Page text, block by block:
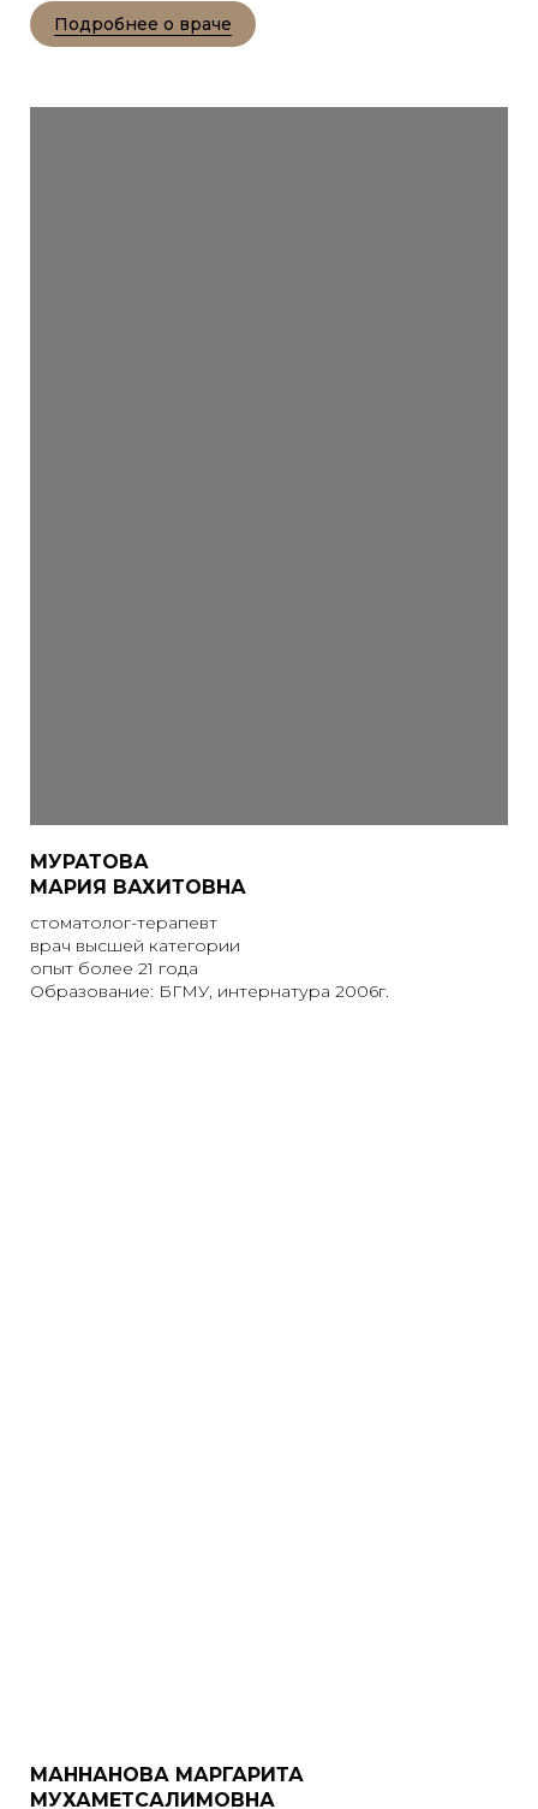
Подробнее о враче
МУРАТОВА
МАРИЯ ВАХИТОВНА
стоматолог-терапевт
врач высшей категории
опыт более 21 года
Образование: БГМУ, интернатура 2006г.
МАННАНОВА МАРГАРИТА
МУХАМЕТСАЛИМОВНА